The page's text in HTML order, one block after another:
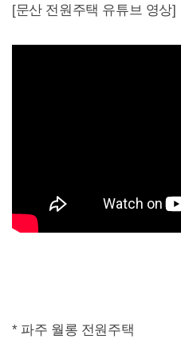
[문산 전원주택 유튜브 영상]
* 파주 월롱 전원주택